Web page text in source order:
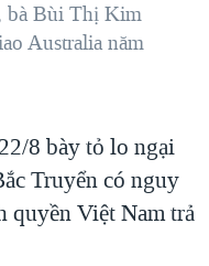
NAM
VIỆT NAM
HẢI SÂM
bà Bùi Thị Kim
Australia năm
8 bày tỏ lo ngại
Truyển có nguy
quyền Việt Nam trả